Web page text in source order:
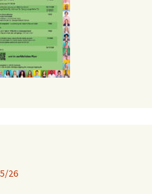
26